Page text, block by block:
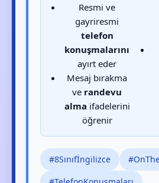
Resmi ve
gayriresmi
telefon
konuşmalarını
ayırt eder
Mesaj bırakma
ve randevu
alma ifadelerini
öğrenir
#8Sınıfİngilizce